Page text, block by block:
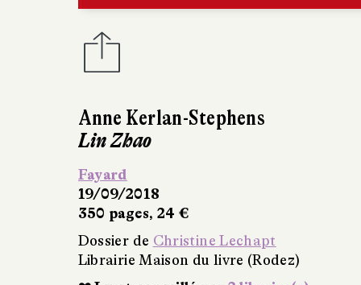
Luba Vinogradova
Traduit du russe par Larissa Clarinard
Éditions Héloïse d’Ormesson
0 €
Dossier deChristine Lechapt
Librairie Maison du livre (Rodez)
❤ Lu et conseillé par1 libraire(s)